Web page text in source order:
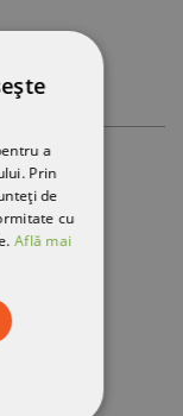
a
Prin
de
cu
Află mai